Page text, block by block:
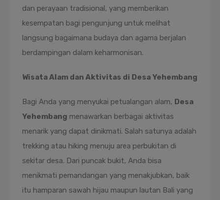
dan perayaan tradisional, yang memberikan
kesempatan bagi pengunjung untuk melihat
langsung bagaimana budaya dan agama berjalan
berdampingan dalam keharmonisan.
Wisata Alam dan Aktivitas di Desa Yehembang
Bagi Anda yang menyukai petualangan alam, Desa
Yehembang menawarkan berbagai aktivitas
menarik yang dapat dinikmati. Salah satunya adalah
trekking atau hiking menuju area perbukitan di
sekitar desa. Dari puncak bukit, Anda bisa
menikmati pemandangan yang menakjubkan, baik
itu hamparan sawah hijau maupun lautan Bali yang